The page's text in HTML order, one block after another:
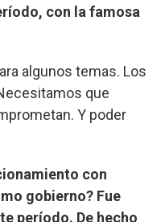
con la famosa
algunos temas. Los
que
Y poder
con
gobierno? Fue
período. De hecho